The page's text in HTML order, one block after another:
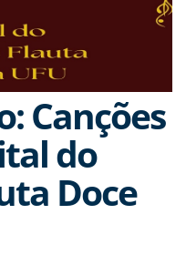
Canções
do
Doce